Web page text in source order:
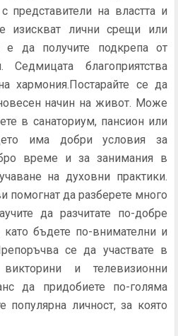
представители на властта и
изискват лични срещи или
е да получите подкрепа от
Седмицата благоприятства
хармония.Постарайте се да
начин на живот. Може
в санаториум, пансион или
има добри условия за
време и за занимания в
на духовни практики.
помогнат да разберете много
да разчитате по-добре
като бъдете по-внимателни и
се да участвате в
и телевизионни
да придобиете по-голяма
популярна личност, за която